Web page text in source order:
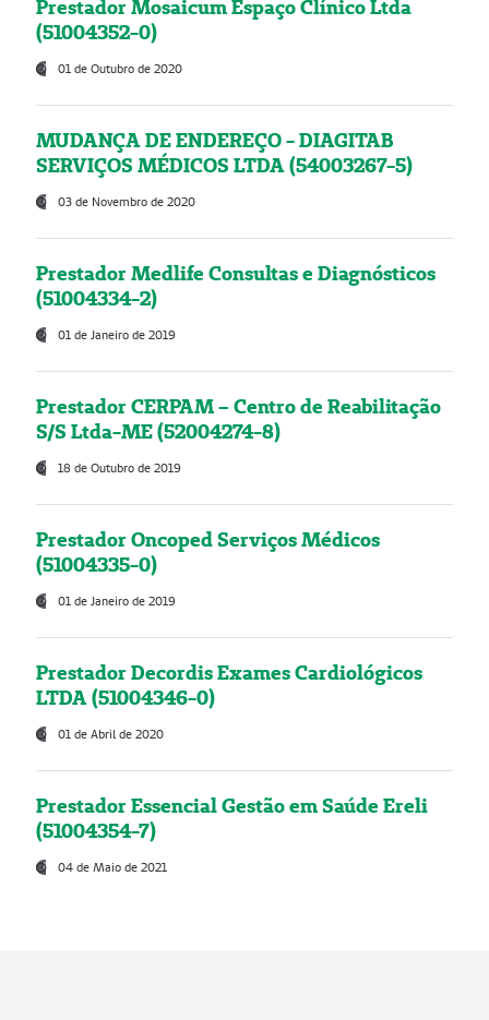
Prestador Mosaicum Espaço Clínico Ltda
(51004352-0)
01 de Outubro de 2020
MUDANÇA DE ENDEREÇO - DIAGITAB
SERVIÇOS MÉDICOS LTDA (54003267-5)
03 de Novembro de 2020
Prestador Medlife Consultas e Diagnósticos
(51004334-2)
01 de Janeiro de 2019
Prestador CERPAM – Centro de Reabilitação
S/S Ltda-ME (52004274-8)
18 de Outubro de 2019
Prestador Oncoped Serviços Médicos
(51004335-0)
01 de Janeiro de 2019
Prestador Decordis Exames Cardiológicos
LTDA (51004346-0)
01 de Abril de 2020
Prestador Essencial Gestão em Saúde Ereli
(51004354-7)
04 de Maio de 2021